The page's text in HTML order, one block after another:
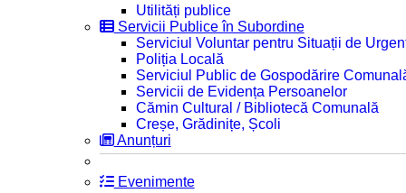
Utilități publice
Servicii Publice în Subordine
Serviciul Voluntar pentru Situații de
Poliția Locală
Serviciul Public de Gospodărire
Servicii de Evidența Persoanelor
Cămin Cultural / Bibliotecă Comunală
Creșe, Grădinițe, Școli
Anunțuri
Evenimente